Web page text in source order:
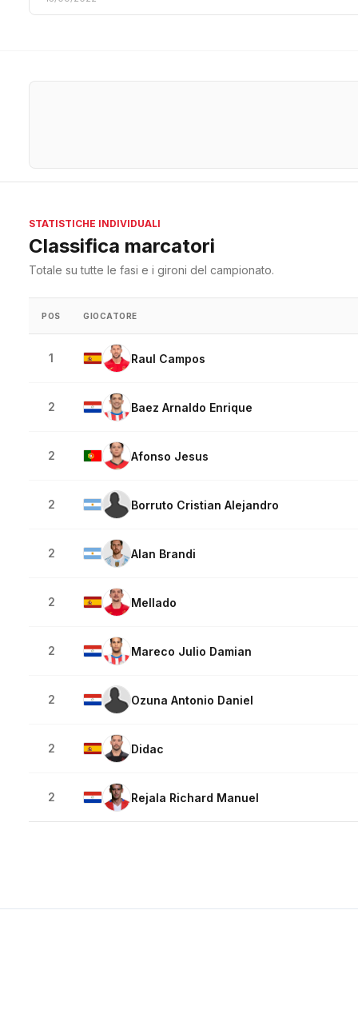
STATISTICHE INDIVIDUALI
Classifica marcatori
Totale su tutte le fasi e i gironi del campionato.
POS GIOCATORE
1 Raul Campos
2 Baez Arnaldo Enrique
2 Afonso Jesus
2 Borruto Cristian Alejandro
2 Alan Brandi
2 Mellado
2 Mareco Julio Damian
2 Ozuna Antonio Daniel
2 Didac
2 Rejala Richard Manuel